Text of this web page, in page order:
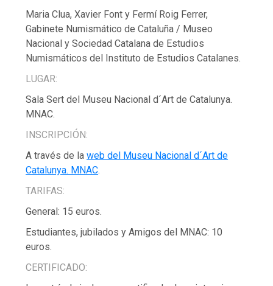
Maria Clua, Xavier Font y Fermí Roig Ferrer,
Gabinete Numismático de Cataluña / Museo
Nacional y Sociedad Catalana de Estudios
Numismáticos del Instituto de Estudios Catalanes.
LUGAR:
Sala Sert del Museu Nacional d´Art de Catalunya.
MNAC.
INSCRIPCIÓN:
A través de laweb del Museu Nacional d´Art de
Catalunya. MNAC.
TARIFAS:
General: 15 euros.
Estudiantes, jubilados y Amigos del MNAC: 10
euros.
CERTIFICADO: